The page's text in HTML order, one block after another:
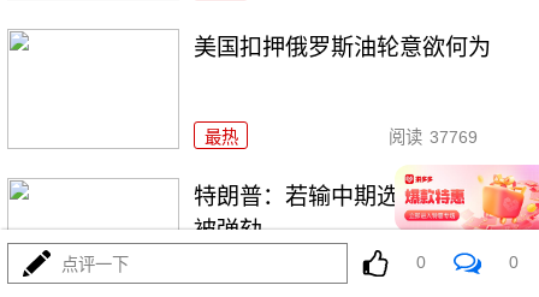
美国扣押俄罗斯油轮意欲何为
最热 阅读 37769
特朗普：若输中期选举，我可能
被弹劾
最热
点评一下 0 0